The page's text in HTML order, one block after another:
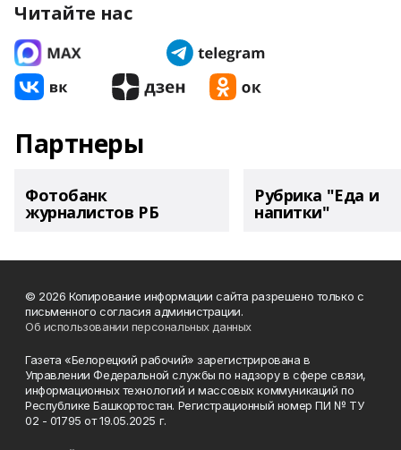
Читайте нас
Партнеры
Фотобанк
журналистов РБ
Рубрика "Еда и
напитки"
© 2026 Копирование информации сайта разрешено только с
письменного согласия администрации.
Об использовании персональных данных
Газета «Белорецкий рабочий» зарегистрирована в
Управлении Федеральной службы по надзору в сфере связи,
информационных технологий и массовых коммуникаций по
Республике Башкортостан. Регистрационный номер ПИ № ТУ
02 - 01795 от 19.05.2025 г.